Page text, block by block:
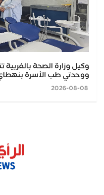
وكيل وزارة الصحة
ووحدتي طب الأسرة